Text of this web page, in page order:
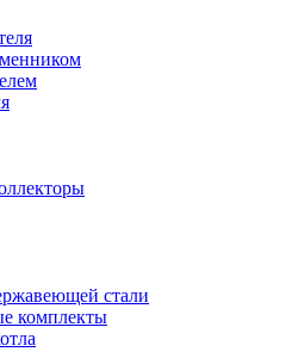
стали
комплекты